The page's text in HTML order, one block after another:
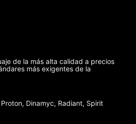
de la más alta calidad a precios
más exigentes de la
Dinamyc, Radiant, Spirit